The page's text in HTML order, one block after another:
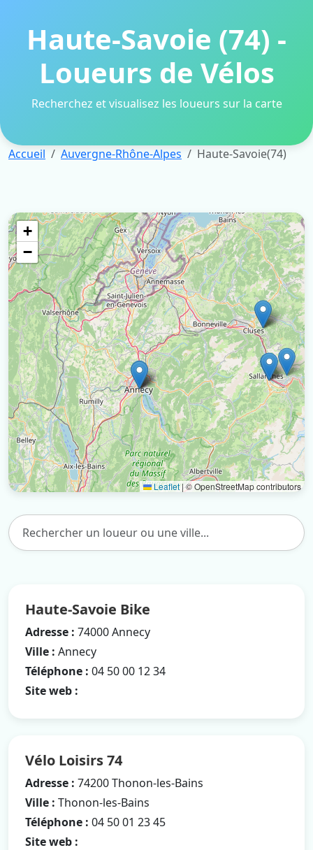
Haute-Savoie (74) -
Loueurs de Vélos
Recherchez et visualisez les loueurs sur la carte
Accueil Auvergne-Rhône-Alpes Haute-Savoie(74)
+
−
Leaflet |© OpenStreetMap contributors
Haute-Savoie Bike
Adresse : 74000 Annecy
Ville : Annecy
Téléphone : 04 50 00 12 34
Site web :
Vélo Loisirs 74
Adresse : 74200 Thonon-les-Bains
Ville : Thonon-les-Bains
Téléphone : 04 50 01 23 45
Site web :